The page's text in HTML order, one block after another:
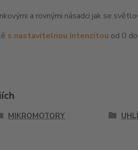
a rovnými násadci jak se
s nastavitelnou intenzitou od 0
MIKROMOTORY